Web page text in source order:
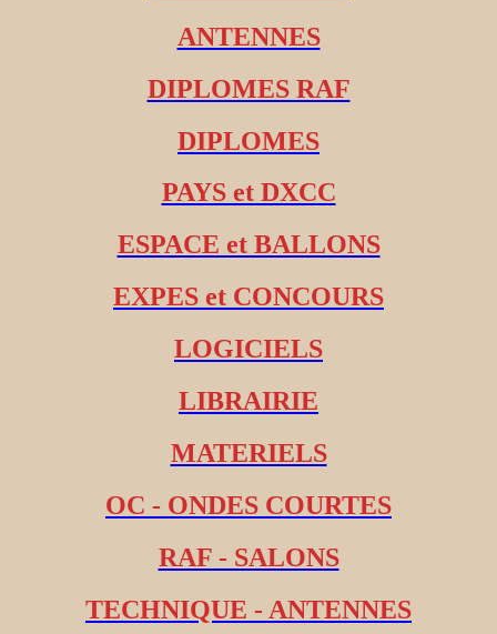
ANTENNES
DIPLOMES RAF
DIPLOMES
PAYS et DXCC
ESPACE et BALLONS
EXPES et CONCOURS
LOGICIELS
LIBRAIRIE
MATERIELS
OC - ONDES COURTES
RAF - SALONS
TECHNIQUE - ANTENNES